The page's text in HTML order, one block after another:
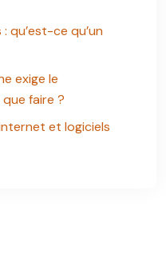
qu’est-ce qu’un
exige le
faire ?
et logiciels